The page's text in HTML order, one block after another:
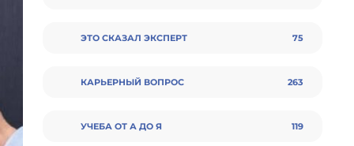
ЭТО СКАЗАЛ ЭКСПЕРТ 75
КАРЬЕРНЫЙ ВОПРОС 263
УЧЕБА ОТ А ДО Я 119